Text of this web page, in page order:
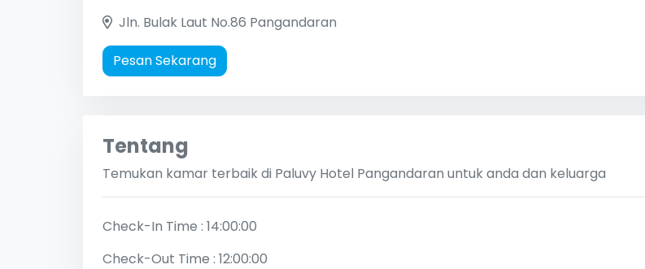
Jln. Bulak Laut No.86 Pangandaran
Pesan Sekarang
Tentang
Temukan kamar terbaik di Paluvy Hotel Pangandaran untuk anda dan keluarga
Check-In Time : 14:00:00
Check-Out Time : 12:00:00